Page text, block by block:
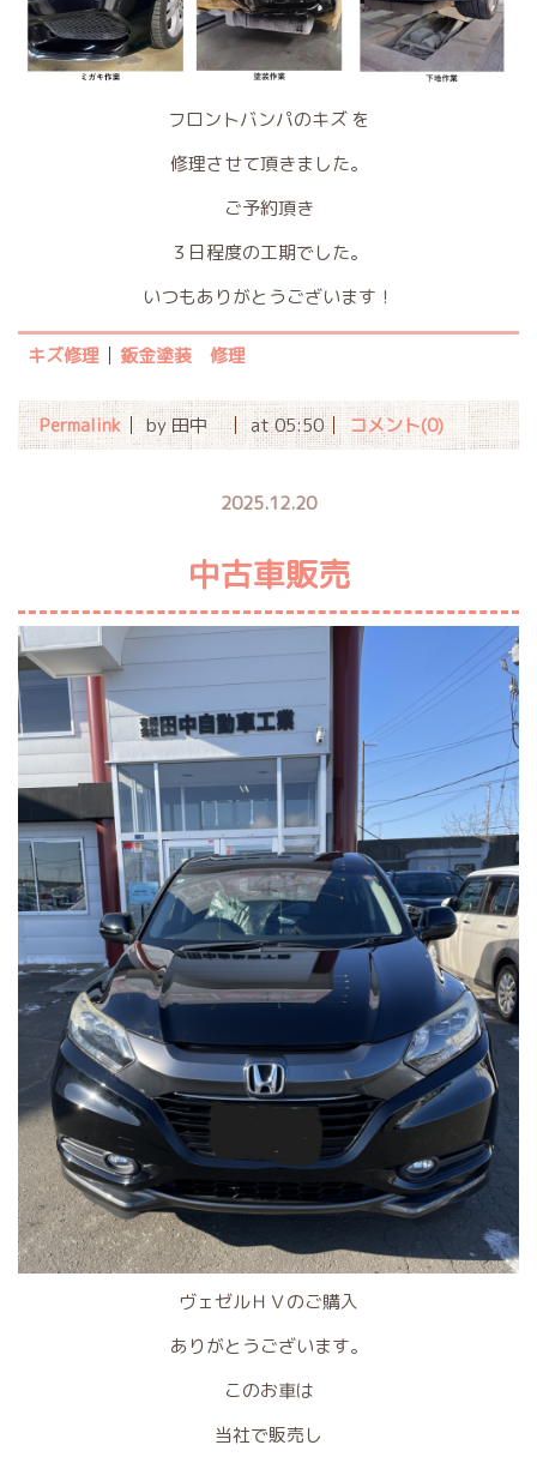
フロントバンパのキズ を
修理させて頂きました。
ご予約頂き
３日程度の工期でした。
いつもありがとうございます！
キズ修理 鈑金塗装 修理
Permalink by 田中 at 05:50 コメント(0)
2025.12.20
中古車販売
ヴェゼルＨＶのご購入
ありがとうございます。
このお車は
当社で販売し